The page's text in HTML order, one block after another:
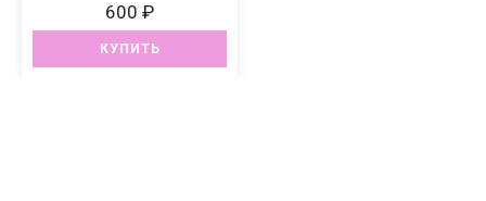
600 ₽
КУПИТЬ